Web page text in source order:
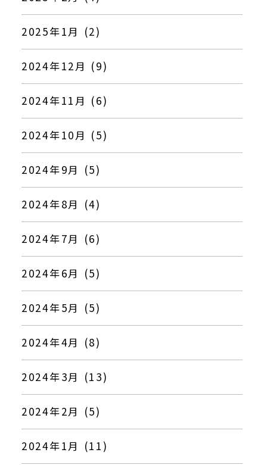
2025年1月 (2)
2024年12月 (9)
2024年11月 (6)
2024年10月 (5)
2024年9月 (5)
2024年8月 (4)
2024年7月 (6)
2024年6月 (5)
2024年5月 (5)
2024年4月 (8)
2024年3月 (13)
2024年2月 (5)
2024年1月 (11)